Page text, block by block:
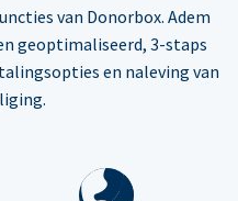
van Donorbox. Adem
geoptimaliseerd, 3-staps
en naleving van